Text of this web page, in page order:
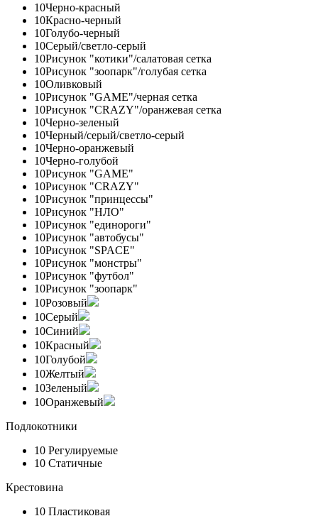
10Черно-красный
10Красно-черный
10Голубо-черный
10Серый/светло-серый
10Рисунок "котики"/салатовая сетка
10Рисунок "зоопарк"/голубая сетка
10Оливковый
10Рисунок "GAME"/черная сетка
10Рисунок "CRAZY"/оранжевая сетка
10Черно-зеленый
10Черный/серый/светло-серый
10Черно-оранжевый
10Черно-голубой
10Рисунок "GAME"
10Рисунок "CRAZY"
10Рисунок "принцессы"
10Рисунок "НЛО"
10Рисунок "единороги"
10Рисунок "автобусы"
10Рисунок "SPACE"
10Рисунок "монстры"
10Рисунок "футбол"
10Рисунок "зоопарк"
10Розовый
10Серый
10Синий
10Красный
10Голубой
10Желтый
10Зеленый
10Оранжевый
Подлокотники
10 Регулируемые
10 Статичные
Крестовина
10 Пластиковая